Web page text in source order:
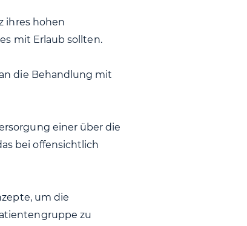
ihres hohen
mit Erlaub sollten.
die Behandlung mit
einer über die
bei offensichtlich
um die
zu